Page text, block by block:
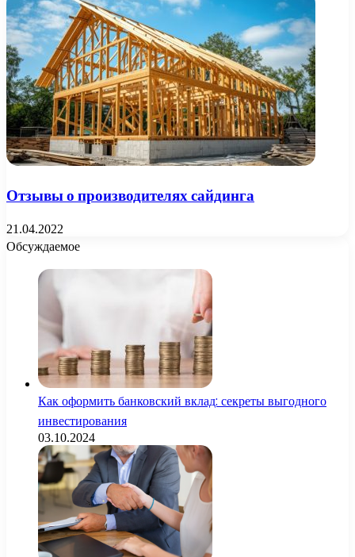
Отзывы о производителях сайдинга
21.04.2022
Обсуждаемое
Как оформить банковский вклад: секреты выгодного
инвестирования
03.10.2024